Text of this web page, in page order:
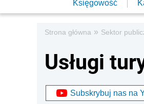
Księgowość
Strona główna » Sektor
Usługi
Subskrybuj nas na